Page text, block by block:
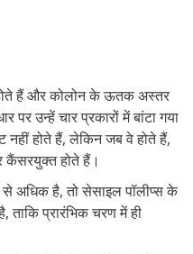
हैं और कोलोन के ऊतक अस्तर
उन्हें चार प्रकारों में बांटा गया
होते हैं, लेकिन जब वे होते हैं,
कैंसरयुक्त होते हैं।
अधिक है, तो सेसाइल पॉलीप्स के
प्रारंभिक चरण में ही